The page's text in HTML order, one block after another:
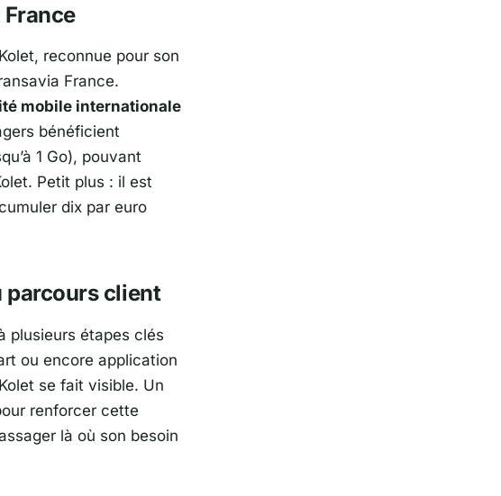
Kolet, reconnue pour son
France.
mobile internationale
bénéficient
1 Go), pouvant
Petit plus : il est
dix par euro
parcours client
plusieurs étapes clés
ou encore application
se fait visible. Un
renforcer cette
là où son besoin